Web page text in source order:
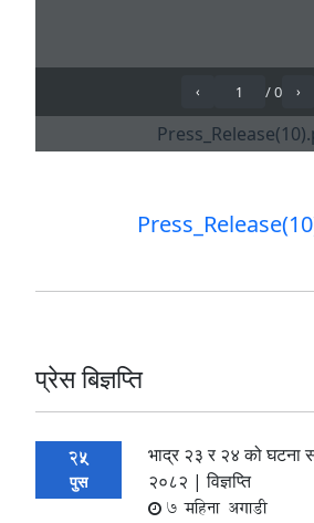
प्रेस बिज्ञप्ति
25
पुस
भाद्र २३ र २४ को घटना
२०८२ | विज्ञप्ति
7 महिना अगाडी